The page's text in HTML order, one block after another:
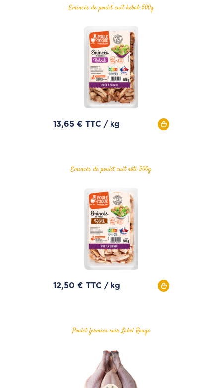
Emincés de poulet cuit kebab 500g
13,65 € TTC / kg
Emincés de poulet cuit rôti 500g
12,50 € TTC / kg
Poulet fermier noir Label Rouge